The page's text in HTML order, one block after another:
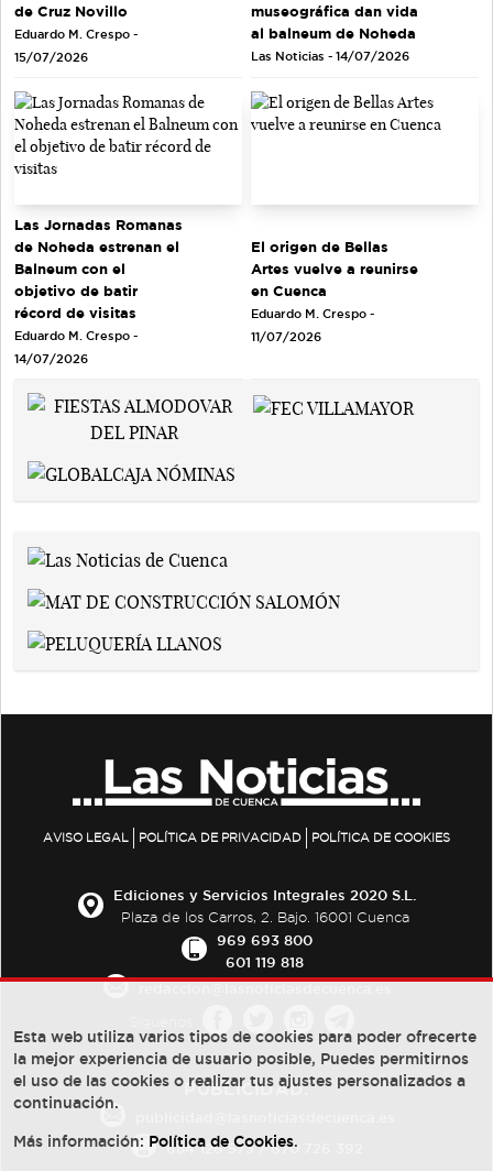
de Cruz Novillo
Eduardo M. Crespo -
15/07/2026
museográfica dan vida
al balneum de Noheda
Las Noticias - 14/07/2026
Las Jornadas Romanas
de Noheda estrenan el
Balneum con el
objetivo de batir
récord de visitas
Eduardo M. Crespo -
14/07/2026
El origen de Bellas
Artes vuelve a reunirse
en Cuenca
Eduardo M. Crespo -
11/07/2026
AVISO LEGAL POLÍTICA DE PRIVACIDAD POLÍTICA DE COOKIES
Ediciones y Servicios Integrales 2020 S.L.
Plaza de los Carros, 2. Bajo. 16001 Cuenca
969 693 800
601 119 818
PUBLICIDAD:
684 126 573/670 726 392
Esta web utiliza varios tipos de cookies para poder ofrecerte
la mejor experiencia de usuario posible, Puedes permitirnos
el uso de las cookies o realizar tus ajustes personalizados a
continuación.
Más información: Política de Cookies.